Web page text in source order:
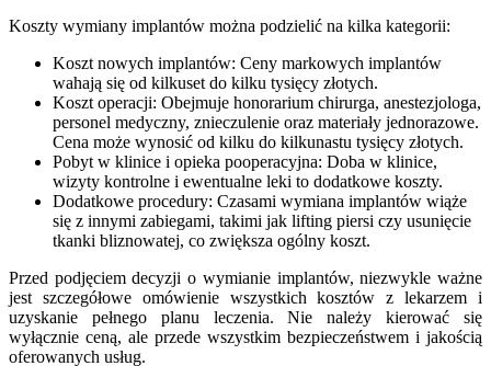
Koszty wymiany implantów można podzielić na kilka kategorii:
Koszt nowych implantów: Ceny markowych implantów
wahają się od kilkuset do kilku tysięcy złotych.
Koszt operacji: Obejmuje honorarium chirurga, anestezjologa,
personel medyczny, znieczulenie oraz materiały jednorazowe.
Cena może wynosić od kilku do kilkunastu tysięcy złotych.
Pobyt w klinice i opieka pooperacyjna: Doba w klinice,
wizyty kontrolne i ewentualne leki to dodatkowe koszty.
Dodatkowe procedury: Czasami wymiana implantów wiąże
się z innymi zabiegami, takimi jak lifting piersi czy usunięcie
tkanki bliznowatej, co zwiększa ogólny koszt.
Przed podjęciem decyzji o wymianie implantów, niezwykle ważne
jest szczegółowe omówienie wszystkich kosztów z lekarzem i
uzyskanie pełnego planu leczenia. Nie należy kierować się
wyłącznie ceną, ale przede wszystkim bezpieczeństwem i jakością
oferowanych usług.